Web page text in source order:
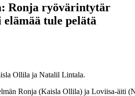
Ronja ryövärintytär
tule pelätä
Ronja (Kaisla Ollila) ja Loviisa-äiti